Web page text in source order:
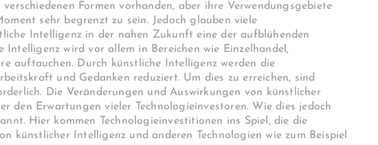
Formen vorhanden, aber ihre Verwendungsgebiete
sehr begrenzt zu sein. Jedoch glauben viele
Intelligenz in der nahen Zukunft eine der aufblühenden
Intelligenz wird vor allem in Bereichen wie Einzelhandel,
auftauchen. Durch künstliche Intelligenz werden die
und Gedanken reduziert. Um dies zu erreichen, sind
Die Veränderungen und Auswirkungen von künstlicher
den Erwartungen vieler Technologieinvestoren. Wie dies jedoch
Hier kommen Technologieinvestitionen ins Spiel, die die
künstlicher Intelligenz und anderen Technologien wie zum Beispiel